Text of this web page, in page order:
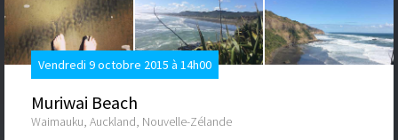
Vendredi 9 octobre 2015 à 14h00
Muriwai Beach
Waimauku, Auckland, Nouvelle-Zélande